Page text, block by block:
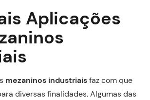
Aplicações
mezaninos industriaisfaz com que
diversas finalidades. Algumas das